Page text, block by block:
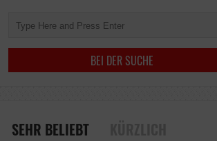
SEHR BELIEBT